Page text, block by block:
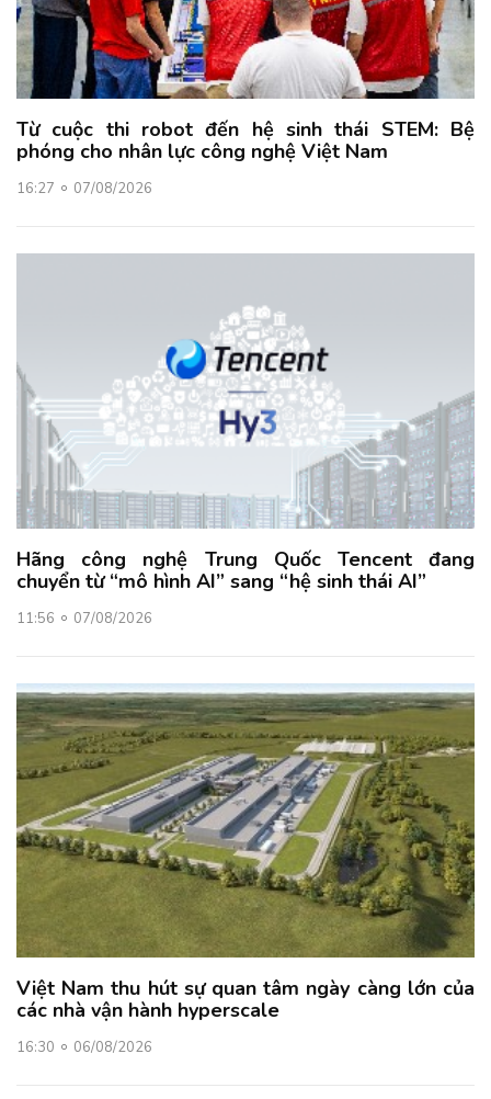
Từ cuộc thi robot đến hệ sinh thái STEM: Bệ
phóng cho nhân lực công nghệ Việt Nam
16:27 07/08/2026
Hãng công nghệ Trung Quốc Tencent đang
chuyển từ “mô hình AI” sang “hệ sinh thái AI”
11:56 07/08/2026
Việt Nam thu hút sự quan tâm ngày càng lớn của
các nhà vận hành hyperscale
16:30 06/08/2026